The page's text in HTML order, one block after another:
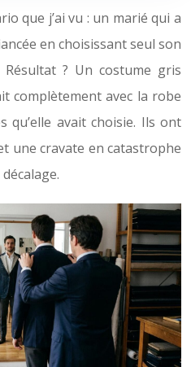
que j’ai vu : un marié qui a
en choisissant seul son
? Un costume gris
complètement avec la robe
qu’elle avait choisie. Ils ont
une cravate en catastrophe